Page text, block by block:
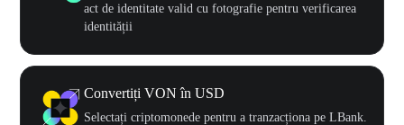
act de identitate valid cu fotografie pentru verificarea
identității
Convertiți VON în USD
Selectați criptomonede pentru a tranzacționa pe LBank.